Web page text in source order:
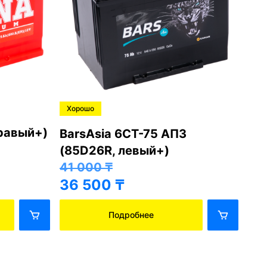
Хорошо
BarsAsia 6СТ-75 АПЗ
(85D26R, левый+)
41 000₸
36 500 ₸
Подробнее